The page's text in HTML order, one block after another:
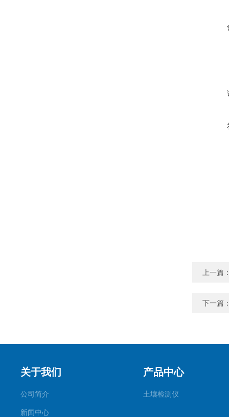
上一篇
下一篇
关于我们
公司简介
新闻中心
产品中心
土壤检测仪